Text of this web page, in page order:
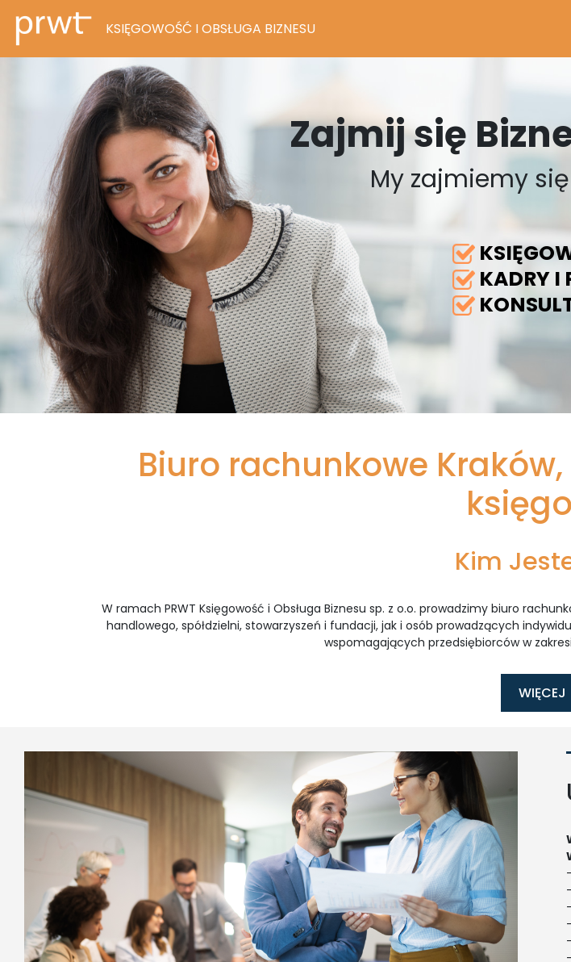
KSIĘGOWOŚĆ I OBSŁUGA BIZNESU
Zajmij się
My zajmiemy
KADRY I
Biuro rachunkowe
Kim
W ramach PRWT Księgowość i Obsługa Biznesu sp. z o.o. prowadzimy biuro
handlowego, spółdzielni, stowarzyszeń i fundacji, jak i osób prowadzących
wspomagających przedsiębiorców w
WIĘCEJ